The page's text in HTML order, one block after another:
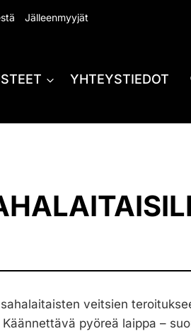
Jälleenmyyjät
YHTEYSTIEDOT
veitsien
pyöreä laippa –